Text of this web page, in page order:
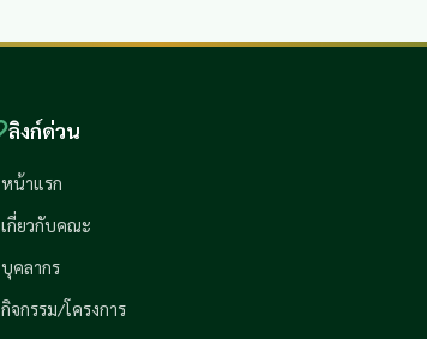
ลิงก์ด่วน
หน้าแรก
เกี่ยวกับคณะ
บุคลากร
กิจกรรม/โครงการ